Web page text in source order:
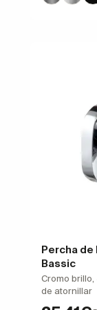
Percha de
Bassic
Cromo
de atornillar